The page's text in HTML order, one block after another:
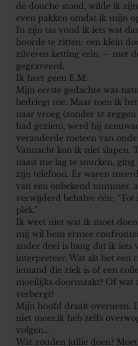
de douche stond, wilde ik
even pakken omdat ik mijn
In zijn tas vond ik iets wat
hoorde te zitten: een klein
zilveren ketting erin — met
gegraveerd.
Ik heet geen E.M.
Mijn eerste gedachte was
bedriegt me. Maar toen ik
naar vroeg (zonder te
had gezien), werd hij
veranderde meteen van
Vannacht kon ik niet slapen.
naast me lag te snurken,
zijn telefoon. Er waren
van een onbekend nummer,
verwijderd behalve één: “Tot
plek.”
Ik weet niet wat ik moet
mij wil hem ermee
ander deel is bang dat ik iets
interpreteer. Wat als het een
iemand die ziek is of een
moeilijks doormaakt? Of wat
verbergt?
Mijn hoofd draait overuren.
niet meer.ik heb zelfs
volgen…
Wat zouden jullie doen?